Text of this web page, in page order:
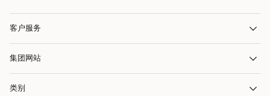
客户服务
集团网站
类别